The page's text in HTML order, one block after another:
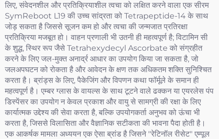
लिए, संवेदनशील और प्रतिक्रियाशील त्वचा को लक्षित करने वाला एक सीरम
SymReboot L19 की उच्च सांद्रता को Tetrapeptide-14 के साथ
जोड़ सकता है जिससे सूजन कम हो और त्वचा की जन्मजात प्रतिरक्षा
प्रतिक्रिया मजबूत हो। वाहन प्रणाली भी उतनी ही महत्वपूर्ण है; विटामिन सी
के शुद्ध, स्थिर रूप जैसे Tetrahexydecyl Ascorbate को संग्रहीत
करने के लिए जल-मुक्त अनार्द्र आधार का उपयोग किया जा सकता है, जो
जलअपघटन को रोकता है और आवेदन के क्षण तक अधिकतम शक्ति सुनिश्चित
करता है। ब्रांड्स के लिए, पैकेजिंग और विपणन कथा फॉर्मूले के समान ही
महत्वपूर्ण है। एम्बर ग्लास के वायल्स के साथ टूटने वाले ढक्कन या एयरलेस पंप
डिस्पेंसर का उपयोग न केवल प्रकाश और वायु से सामग्री की रक्षा के लिए
कार्यात्मक उद्देश्य की सेवा करता है, बल्कि उपयोगकर्ता अनुभव को ऊंचा भी
करता है, जिससे विलासिता और वैज्ञानिक सटीकता की भावना पैदा होती है।
एक आकर्षक मामला अध्ययन एक ऐसा ब्रांड है जिसने "रेटिनॉल रीसेट" एम्पूल